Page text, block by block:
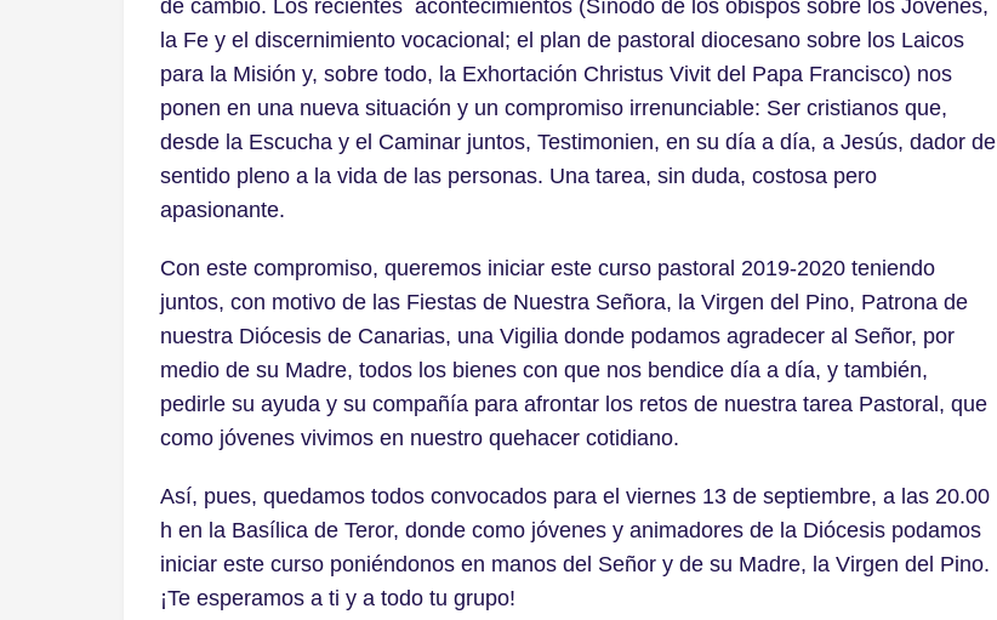
de cambio. Los recientes acontecimientos (Sínodo de los obispos sobre los Jóvenes,
la Fe y el discernimiento vocacional; el plan de pastoral diocesano sobre los Laicos
para la Misión y, sobre todo, la Exhortación Christus Vivit del Papa Francisco) nos
ponen en una nueva situación y un compromiso irrenunciable: Ser cristianos que,
desde la Escucha y el Caminar juntos, Testimonien, en su día a día, a Jesús, dador de
sentido pleno a la vida de las personas. Una tarea, sin duda, costosa pero
apasionante.
Con este compromiso, queremos iniciar este curso pastoral 2019-2020 teniendo
juntos, con motivo de las Fiestas de Nuestra Señora, la Virgen del Pino, Patrona de
nuestra Diócesis de Canarias, una Vigilia donde podamos agradecer al Señor, por
medio de su Madre, todos los bienes con que nos bendice día a día, y también,
pedirle su ayuda y su compañía para afrontar los retos de nuestra tarea Pastoral, que
como jóvenes vivimos en nuestro quehacer cotidiano.
Así, pues, quedamos todos convocados para el viernes 13 de septiembre, a las 20.00
h en la Basílica de Teror, donde como jóvenes y animadores de la Diócesis podamos
iniciar este curso poniéndonos en manos del Señor y de su Madre, la Virgen del Pino.
¡Te esperamos a ti y a todo tu grupo!